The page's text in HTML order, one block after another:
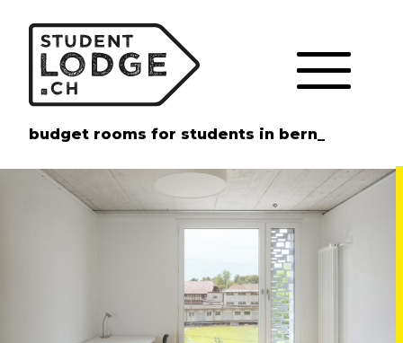
budget rooms for students in bern_